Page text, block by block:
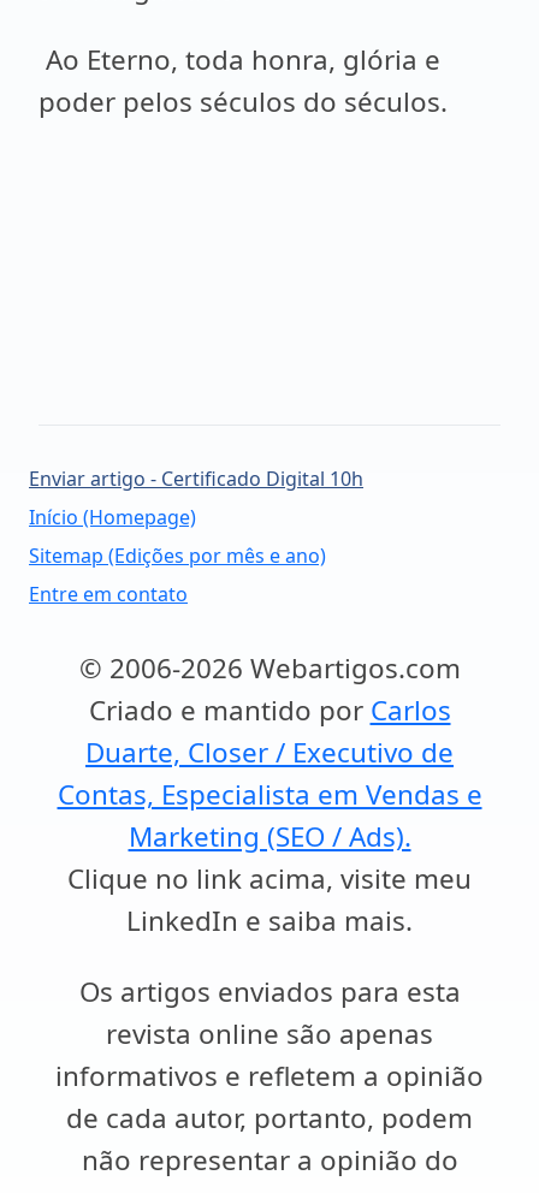
Ao Eterno, toda honra, glória e
poder pelos séculos do séculos.
Enviar artigo - Certificado Digital 10h
Início (Homepage)
Sitemap (Edições por mês e ano)
Entre em contato
© 2006-2026 Webartigos.com
Criado e mantido por Carlos
Duarte, Closer / Executivo de
Contas, Especialista em Vendas e
Marketing (SEO / Ads).
Clique no link acima, visite meu
LinkedIn e saiba mais.
Os artigos enviados para esta
revista online são apenas
informativos e refletem a opinião
de cada autor, portanto, podem
não representar a opinião do